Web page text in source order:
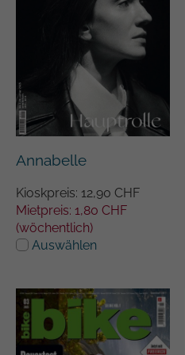
Annabelle
Kioskpreis: 12,90 CHF
Mietpreis: 1,80 CHF
(wöchentlich)
Auswählen